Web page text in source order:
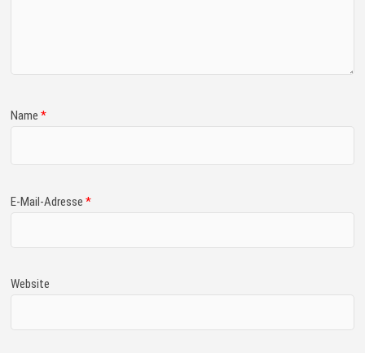
Name*
E-Mail-Adresse*
Website